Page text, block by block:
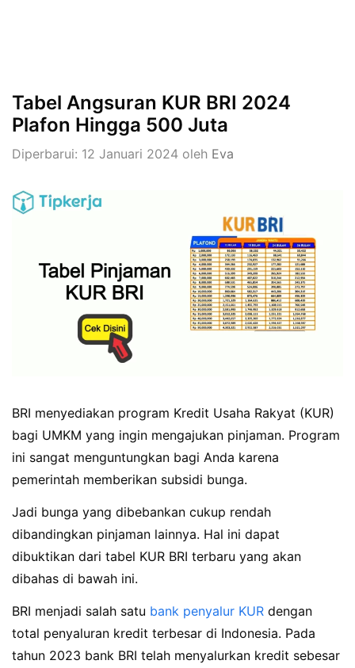
Tabel Angsuran KUR BRI 2024
Plafon Hingga 500 Juta
Diperbarui: 12 Januari 2024 oleh Eva
BRI menyediakan program Kredit Usaha Rakyat (KUR)
bagi UMKM yang ingin mengajukan pinjaman. Program
ini sangat menguntungkan bagi Anda karena
pemerintah memberikan subsidi bunga.
Jadi bunga yang dibebankan cukup rendah
dibandingkan pinjaman lainnya. Hal ini dapat
dibuktikan dari tabel KUR BRI terbaru yang akan
dibahas di bawah ini.
BRI menjadi salah satu bank penyalur KUR dengan
total penyaluran kredit terbesar di Indonesia. Pada
tahun 2023 bank BRI telah menyalurkan kredit sebesar